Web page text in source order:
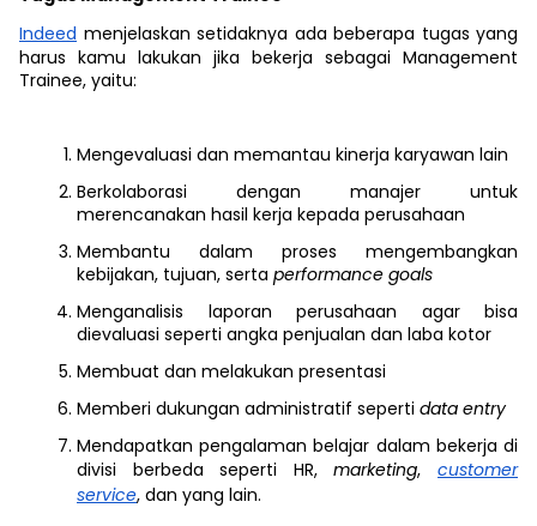
Indeed menjelaskan setidaknya ada beberapa tugas yang
harus kamu lakukan jika bekerja sebagai Management
Trainee, yaitu:
Mengevaluasi dan memantau kinerja karyawan lain
Berkolaborasi dengan manajer untuk
merencanakan hasil kerja kepada perusahaan
Membantu dalam proses mengembangkan
kebijakan, tujuan, serta performance goals
Menganalisis laporan perusahaan agar bisa
dievaluasi seperti angka penjualan dan laba kotor
Membuat dan melakukan presentasi
Memberi dukungan administratif seperti data entry
Mendapatkan pengalaman belajar dalam bekerja di
divisi berbeda seperti HR,marketing,customer
service, dan yang lain.